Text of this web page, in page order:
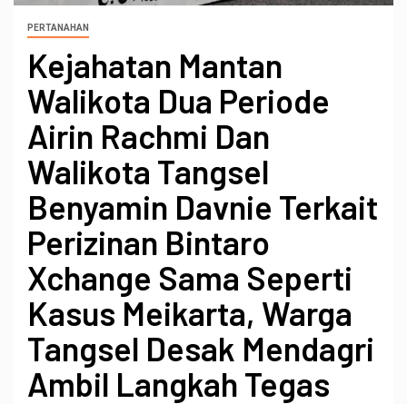
PERTANAHAN
Kejahatan Mantan
Walikota Dua Periode
Airin Rachmi Dan
Walikota Tangsel
Benyamin Davnie Terkait
Perizinan Bintaro
Xchange Sama Seperti
Kasus Meikarta, Warga
Tangsel Desak Mendagri
Ambil Langkah Tegas